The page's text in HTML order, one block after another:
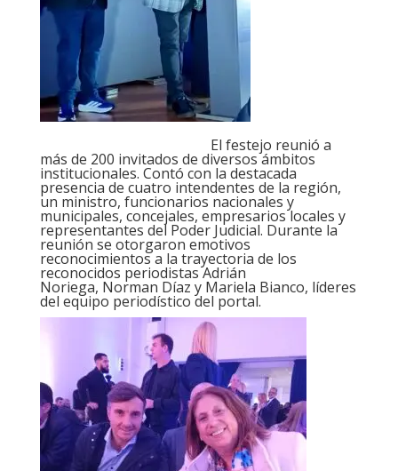
El festejo reunió a
más de 200 invitados de diversos ámbitos
institucionales. Contó con la destacada
presencia de cuatro intendentes de la región,
un ministro, funcionarios nacionales y
municipales, concejales, empresarios locales y
representantes del Poder Judicial. Durante la
reunión se otorgaron emotivos
reconocimientos a la trayectoria de los
reconocidos periodistas Adrián
Noriega, Norman Díaz y Mariela Bianco, líderes
del equipo periodístico del portal.